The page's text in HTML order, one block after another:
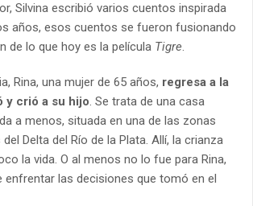
Silvina escribió varios cuentos inspirada
años, esos cuentos se fueron fusionando
de lo que hoy es la película Tigre.
Rina, una mujer de 65 años, regresa a la
y crió a su hijo. Se trata de una casa
a menos, situada en una de las zonas
Delta del Río de la Plata. Allí, la crianza
la vida. O al menos no lo fue para Rina,
enfrentar las decisiones que tomó en el